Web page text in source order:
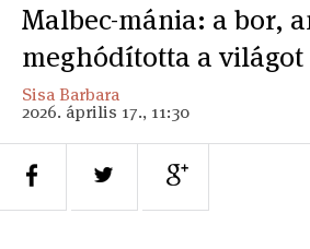
Malbec-mánia: a bor,
meghódította a világot
Sisa Barbara
2026. április 17., 11:30